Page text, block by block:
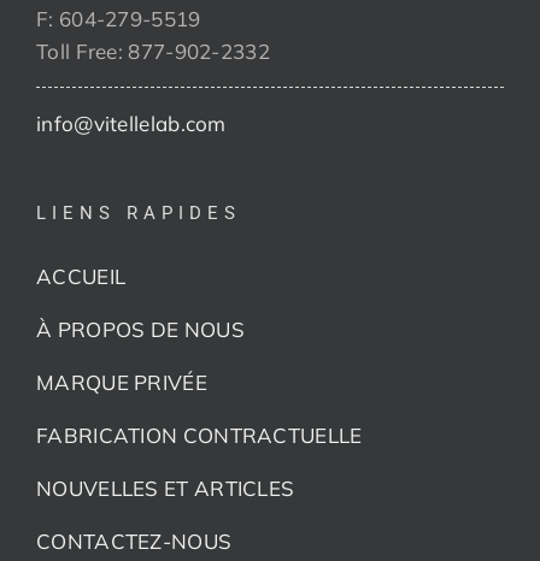
F: 604-279-5519
Toll Free: 877-902-2332
info@vitellelab.com
LIENS RAPIDES
ACCUEIL
À PROPOS DE NOUS
MARQUE PRIVÉE
FABRICATION CONTRACTUELLE
NOUVELLES ET ARTICLES
CONTACTEZ-NOUS